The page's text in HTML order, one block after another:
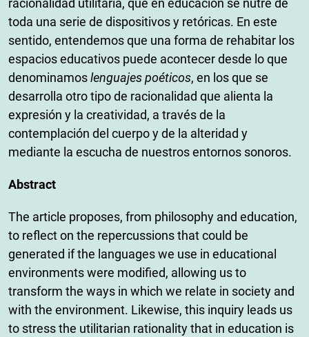
racionalidad utilitaria, que en educación se nutre de
toda una serie de dispositivos y retóricas. En este
sentido, entendemos que una forma de rehabitar los
espacios educativos puede acontecer desde lo que
denominamoslenguajes poéticos, en los que se
desarrolla otro tipo de racionalidad que alienta la
expresión y la creatividad, a través de la
contemplación del cuerpo y de la alteridad y
mediante la escucha de nuestros entornos sonoros.
Abstract
The article proposes, from philosophy and education,
to reflect on the repercussions that could be
generated if the languages we use in educational
environments were modified, allowing us to
transform the ways in which we relate in society and
with the environment. Likewise, this inquiry leads us
to stress the utilitarian rationality that in education is